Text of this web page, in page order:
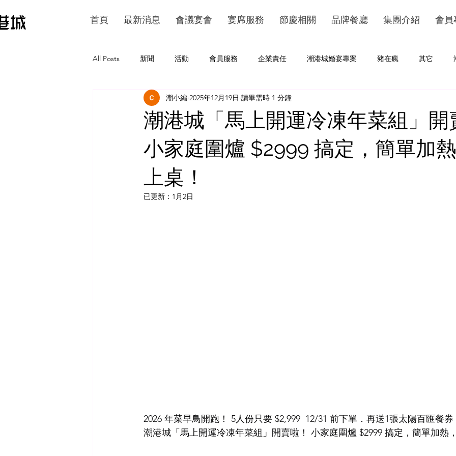
首頁 最新消息 會議宴會 宴席服務 節慶相關 品牌餐廳 集團介紹 會員
All Posts 新聞 活動 會員服務 企業責任 潮港城婚宴專案 豬在瘋 其它
潮港城「馬上開運冷凍年菜組」開
小家庭圍爐 $2999 搞定，簡單加
上桌！
潮小編 2025年12月19日 讀畢需時 1 分鐘
已更新： 1月2日
2026 年菜早鳥開跑！ 5人份只要 $2,999  12/31 前下單．再送1張太陽百匯餐券
潮港城「馬上開運冷凍年菜組」開賣啦！ 小家庭圍爐 $2999 搞定，簡單加熱